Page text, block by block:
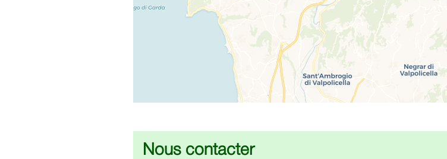
Nous contacter